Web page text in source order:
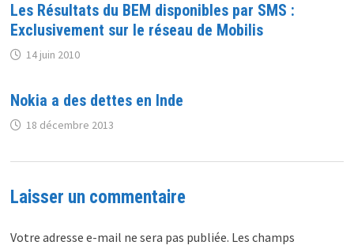
Les Résultats du BEM disponibles par SMS :
Exclusivement sur le réseau de Mobilis
14 juin 2010
Nokia a des dettes en Inde
18 décembre 2013
Laisser un commentaire
Votre adresse e-mail ne sera pas publiée. Les champs